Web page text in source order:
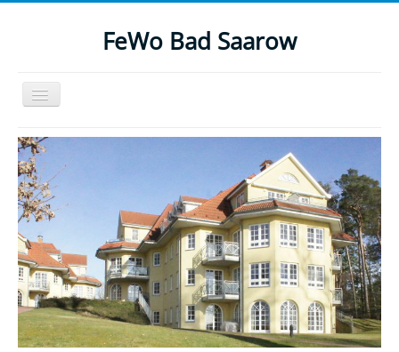
FeWo Bad Saarow
Navigation
an/aus
Home
Die Ferienwohnung
Preise
Buchungsanfrage